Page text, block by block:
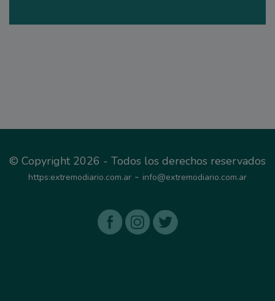
© Copyright 2026 - Todos los derechos reservados
https:extremodiario.com.ar - info@extremodiario.com.ar